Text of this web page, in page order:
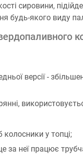
сировини,
будь-якого виду
версії -
колосники у топці;
за неї працює